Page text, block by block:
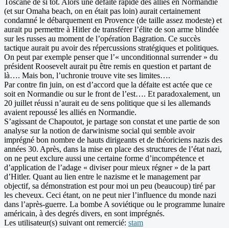
Toscane de si tôt. Alors une défaite rapide des alliés en Normandie
(et sur Omaha beach, on en était pas loin) aurait certainement
condamné le débarquement en Provence (de taille assez modeste) et
aurait pu permettre à Hitler de transférer l’élite de son arme blindée
sur les russes au moment de l’opération Bagration. Ce succès
tactique aurait pu avoir des répercussions stratégiques et politiques.
On peut par exemple penser que l’« unconditionnal surrender » du
président Roosevelt aurait pu être remis en question et partant de
là…. Mais bon, l’uchronie trouve vite ses limites….
Par contre fin juin, on est d’accord que la défaite est actée que ce
soit en Normandie ou sur le front de l’est…. Et paradoxalement, un
20 juillet réussi n’aurait eu de sens politique que si les allemands
avaient repoussé les alliés en Normandie.
S’agissant de Chapoutot, je partage son constat et une partie de son
analyse sur la notion de darwinisme social qui semble avoir
imprégné bon nombre de hauts dirigeants et de théoriciens nazis des
années 30. Après, dans la mise en place des structures de l’état nazi,
on ne peut exclure aussi une certaine forme d’incompétence et
d’application de l’adage « diviser pour mieux régner » de la part
d’Hitler. Quant au lien entre le nazisme et le management par
objectif, sa démonstration est pour moi un peu (beaucoup) tiré par
les cheveux. Ceci étant, on ne peut nier l’influence du monde nazi
dans l’après-guerre. La bombe A soviétique ou le programme lunaire
américain, à des degrés divers, en sont imprégnés.
Les utilisateur(s) suivant ont remercié: stam